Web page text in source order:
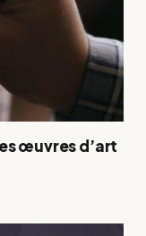
œuvres d’art